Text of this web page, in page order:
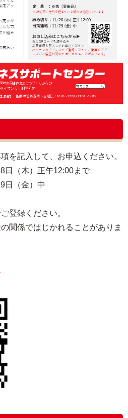
を記入して、お申込ください。
日（木）正午12:00まで
日（金）中
登録ください。
関係ではじかれることがありま